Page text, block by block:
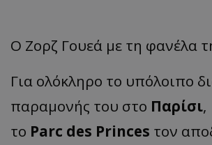
Ο Ζορζ Γουεά με τη φανέλα
Για ολόκληρο το υπόλοιπο
παραμονής του στο Παρίσι,
το Parc des Princes τον